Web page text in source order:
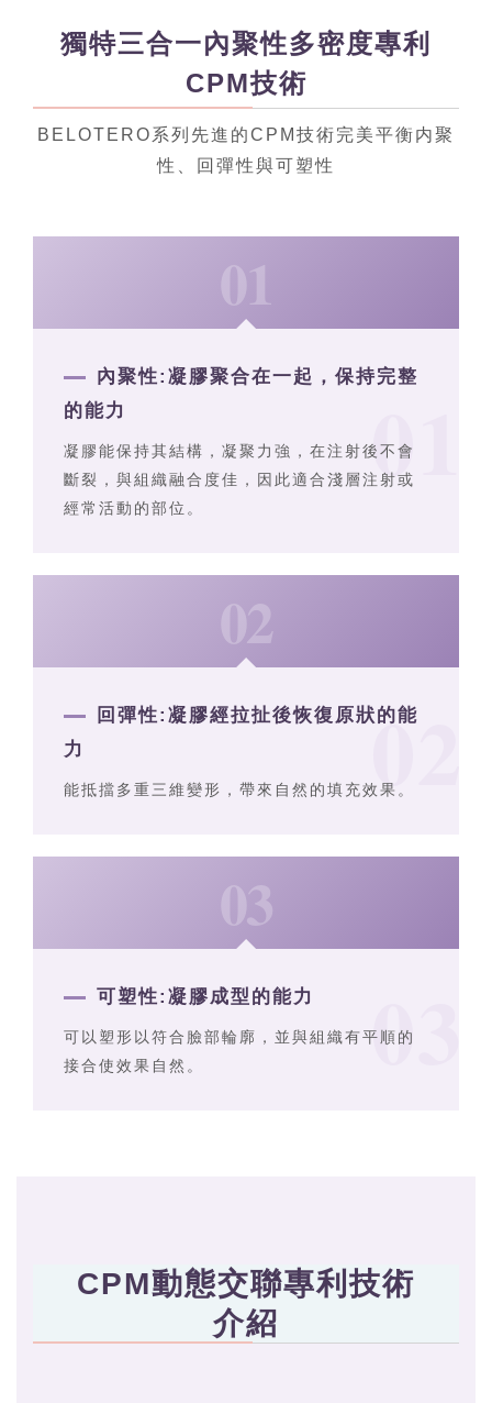
獨特三合一內聚性多密度專利
CPM技術
BELOTERO系列先進的CPM技術完美平衡内聚
性、回彈性與可塑性
01
內聚性: 凝膠聚合在一起，保持完整
的能力
凝膠能保持其結構，凝聚力強，在注射後不會
斷裂，與組織融合度佳，因此適合淺層注射或
經常活動的部位。
02
回彈性: 凝膠經拉扯後恢復原狀的能
力
能抵擋多重三維變形，帶來自然的填充效果。
03
可塑性: 凝膠成型的能力
可以塑形以符合臉部輪廓，並與組織有平順的
接合使效果自然。
CPM動態交聯專利技術
介紹